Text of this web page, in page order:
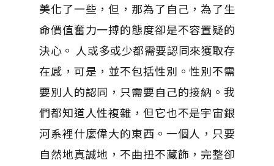
美化了一些，但，那為了自己，為了生
命價值奮力一搏的態度卻是不容置疑的
決心。 人或多或少都需要認同來獲取存
在感，可是，並不包括性別。性別不需
要別人的認同，只需要自己的接納。我
們都知道人性複雜，但它也不是宇宙銀
河系裡什麼偉大的東西。一個人，只要
自然地真誠地，不曲扭不藏飾，完整卻